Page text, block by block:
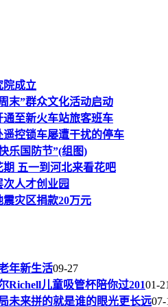
院成立
末”群众文化活动启动
至新火车站旅客班车
控锁车屡遭干扰的停车
乐国防节”(组图)
五一到河北来看花吧
人才创业园
灾区捐款20万元
年新生活09-27
Richell儿童吸管杯陪你过20101-
未来拼的就是谁的眼光更长远07-